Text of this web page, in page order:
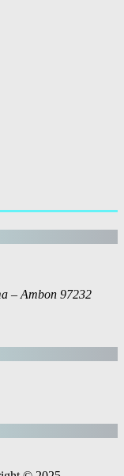
– Ambon 97232